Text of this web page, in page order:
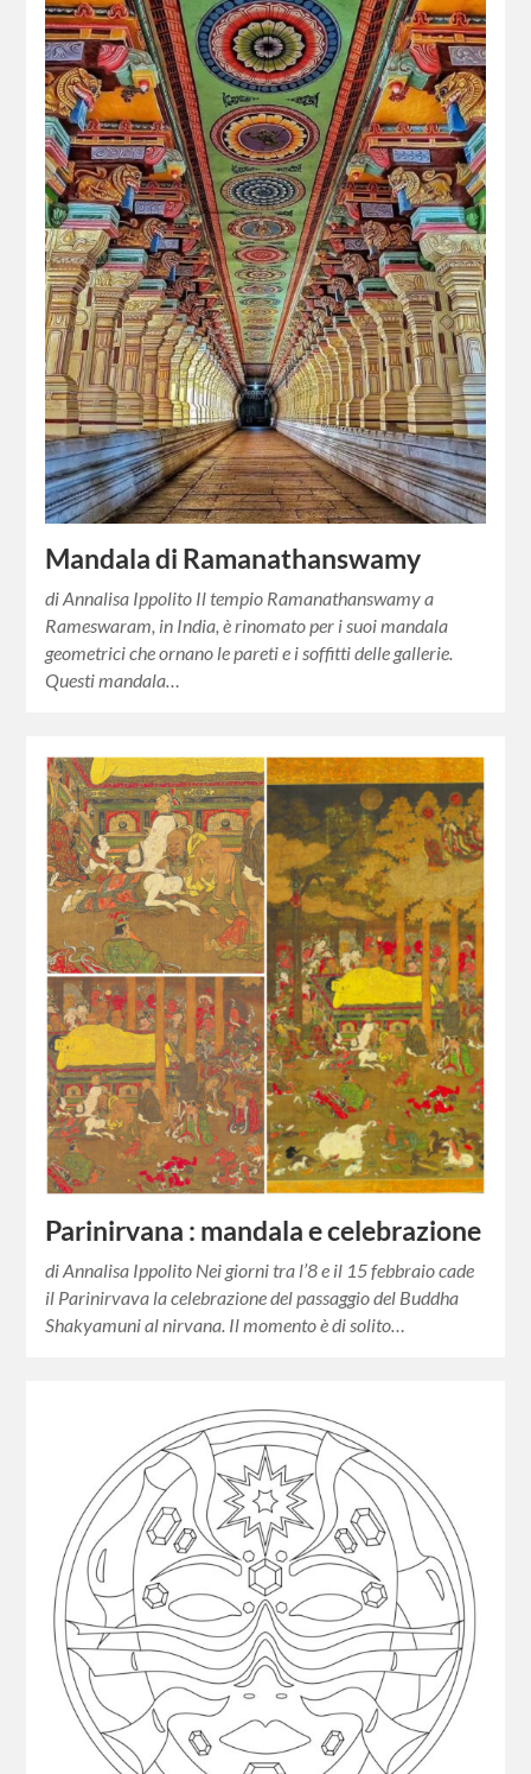
Mandala di Ramanathanswamy
di Annalisa Ippolito Il tempio Ramanathanswamy a
Rameswaram, in India, è rinomato per i suoi mandala
geometrici che ornano le pareti e i soffitti delle gallerie.
Questi mandala…
Parinirvana : mandala e celebrazione
di Annalisa Ippolito Nei giorni tra l’8 e il 15 febbraio cade
il Parinirvava la celebrazione del passaggio del Buddha
Shakyamuni al nirvana. Il momento è di solito…